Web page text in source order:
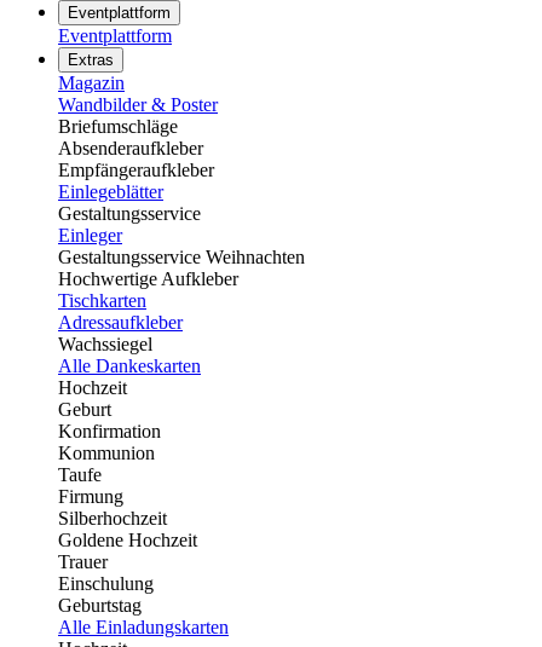
Eventplattform
Eventplattform
Extras
Magazin
Wandbilder & Poster
Briefumschläge
Absenderaufkleber
Empfängeraufkleber
Einlegeblätter
Gestaltungsservice
Einleger
Gestaltungsservice Weihnachten
Hochwertige Aufkleber
Tischkarten
Adressaufkleber
Wachssiegel
Alle Dankeskarten
Hochzeit
Geburt
Konfirmation
Kommunion
Taufe
Firmung
Silberhochzeit
Goldene Hochzeit
Trauer
Einschulung
Geburtstag
Alle Einladungskarten